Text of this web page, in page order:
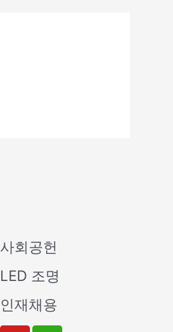
사회공헌
LED 조명
인재채용